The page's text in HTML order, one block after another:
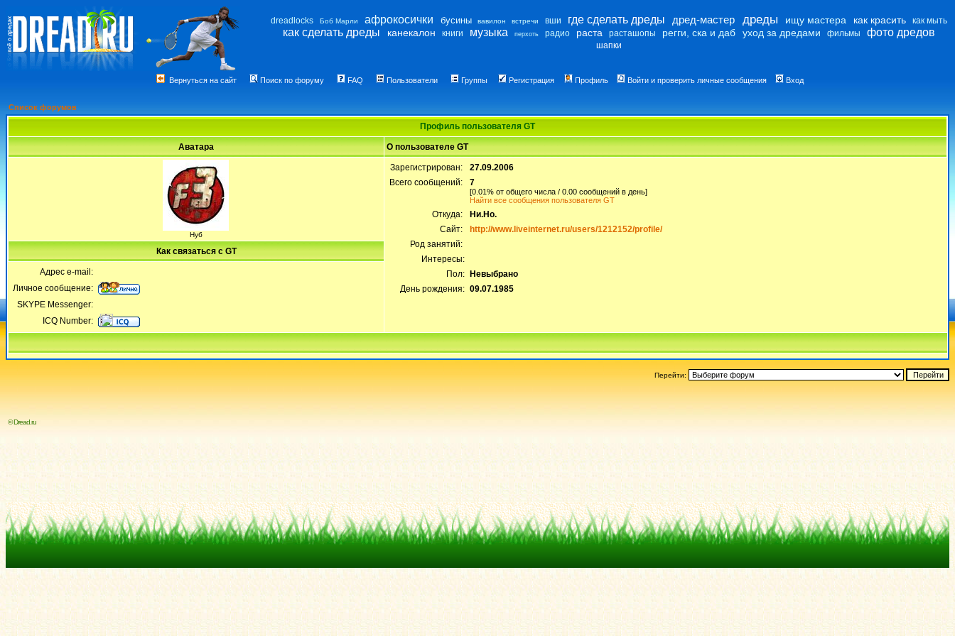
dreadlocks Боб Марли афрокосички бусины вавилон встречи вши где сделать дреды дред-мастер дреды ищу мастера как красить как мыть
как сделать дреды канекалон книги музыка перхоть радио раста расташопы регги, ска и даб уход за дредами фильмы фото дредов
шапки
Вернуться на сайт Поиск по форуму FAQ Пользователи Группы Регистрация Профиль Войти и проверить личные сообщения Вход
Список форумов
Профиль пользователя GT
Аватара О пользователе GT
Нуб
Зарегистрирован:
27.09.2006
Всего сообщений:
7
[0.01% от общего числа / 0.00 сообщений в день]
Найти все сообщения пользователя GT
Откуда:
Ни.Но.
Сайт:
http://www.liveinternet.ru/users/1212152/profile/
Род занятий:
Интересы:
Пол:
Невыбрано
День рождения: 09.07.1985
Как связаться с GT
Адрес e-mail:
Личное сообщение:
SKYPE Messenger:
ICQ Number:
Перейти:
© Dread.ru